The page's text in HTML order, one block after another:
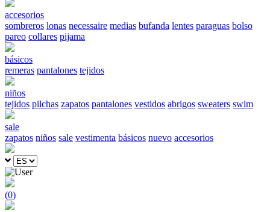
accesorios
sombreros lonas necessaire medias bufanda lentes paraguas bolso
pareo collares pijama
básicos
remeras pantalones tejidos
niños
tejidos pilchas zapatos pantalones vestidos abrigos sweaters swim
sale
zapatos niños sale vestimenta básicos nuevo accesorios
(0)